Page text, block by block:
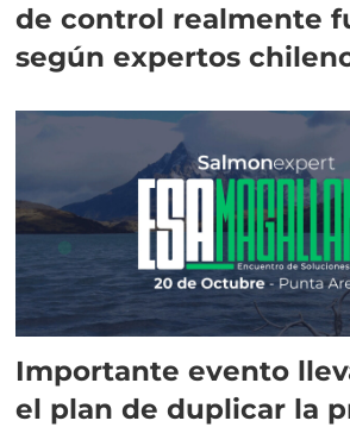
de control realmente
según expertos
Importante evento
el plan de duplicar la